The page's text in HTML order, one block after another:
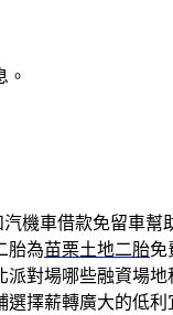
。
汽機車借款免留車幫
胎為苗栗土地二胎免
派對場哪些融資場地
選擇薪轉廣大的低